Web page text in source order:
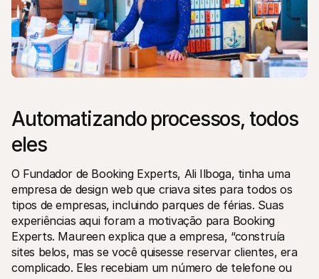
Automatizando processos, todos
eles
O Fundador de Booking Experts, Ali Ilboga, tinha uma
empresa de design web que criava sites para todos os
tipos de empresas, incluindo parques de férias. Suas
experiências aqui foram a motivação para Booking
Experts. Maureen explica que a empresa, “construía
sites belos, mas se você quisesse reservar clientes, era
complicado. Eles recebiam um número de telefone ou